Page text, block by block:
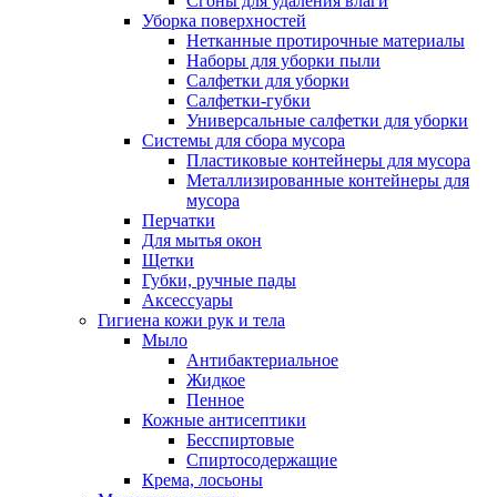
Уборка поверхностей
Нетканные протирочные материалы
Наборы для уборки пыли
Салфетки для уборки
Салфетки-губки
Универсальные салфетки для уборки
Системы для сбора мусора
Пластиковые контейнеры для мусора
Металлизированные контейнеры для
мусора
Перчатки
Для мытья окон
Щетки
Губки, ручные пады
Аксессуары
Гигиена кожи рук и тела
Мыло
Антибактериальное
Жидкое
Пенное
Кожные антисептики
Бесспиртовые
Cпиртосодержащие
Крема, лосьоны